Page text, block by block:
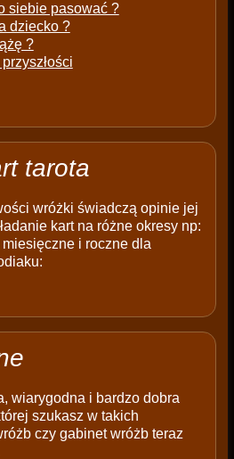
siebie pasować ?
dziecko ?
?
tarota
wróżki świadczą opinie jej
kart na różne okresy np:
i roczne dla
wiarygodna i bardzo dobra
szukasz w takich
czy gabinet wróżb teraz